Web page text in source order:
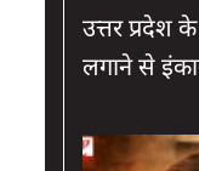
उत्तर प्रदेश
लगाने से